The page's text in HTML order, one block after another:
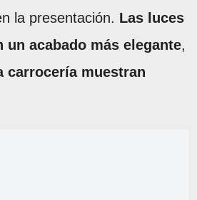
la presentación. Las luces
un acabado más elegante,
carrocería muestran